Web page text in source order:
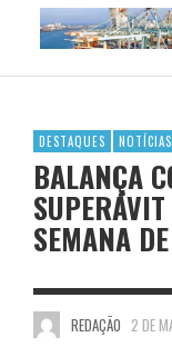
DESTAQUES NOTÍCIAS
BALANÇA
SEMANA
REDAÇÃO 2 DE